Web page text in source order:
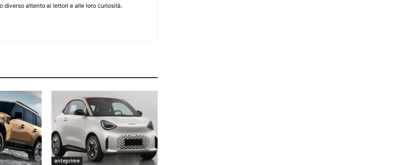
diverso attento ai lettori e alle loro curiosità.
anteprime